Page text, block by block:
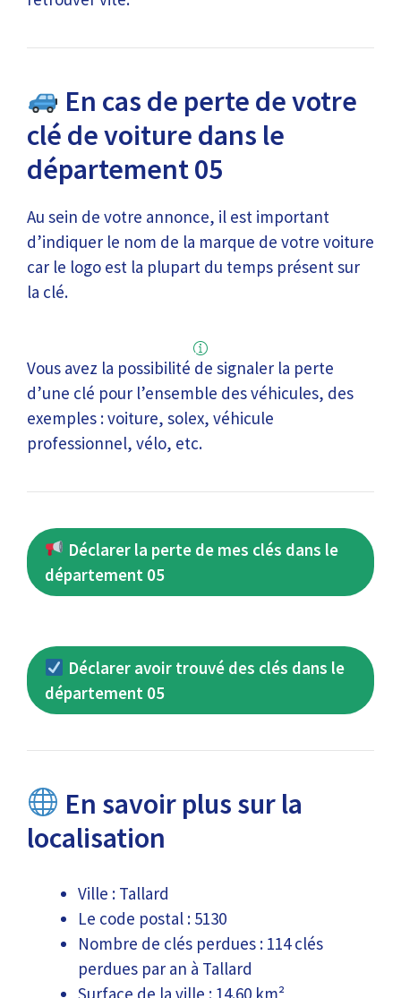
En cas de perte de votre
clé de voiture dans le
département 05
Au sein de votre annonce, il est important
d’indiquer le nom de la marque de votre voiture
car le logo est la plupart du temps présent sur
la clé.
Vous avez la possibilité de signaler la perte
d’une clé pour l’ensemble des véhicules, des
exemples : voiture, solex, véhicule
professionnel, vélo, etc.
Déclarer la perte de mes clés dans le
département 05
Déclarer avoir trouvé des clés dans le
département 05
En savoir plus sur la
localisation
Ville : Tallard
Le code postal : 5130
Nombre de clés perdues : 114 clés
perdues par an à Tallard
Surface de la ville : 14.60 km²